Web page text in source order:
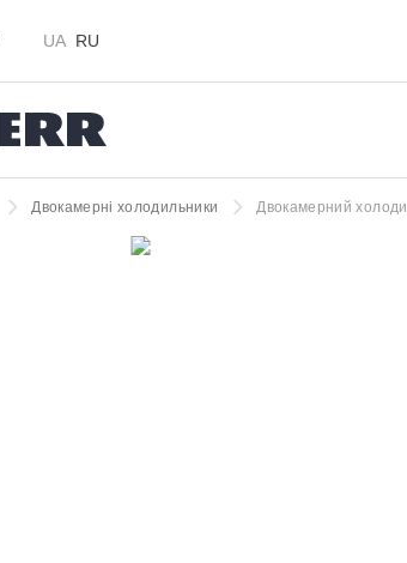
UA RU
Двокамерні холодильники Двокамерний